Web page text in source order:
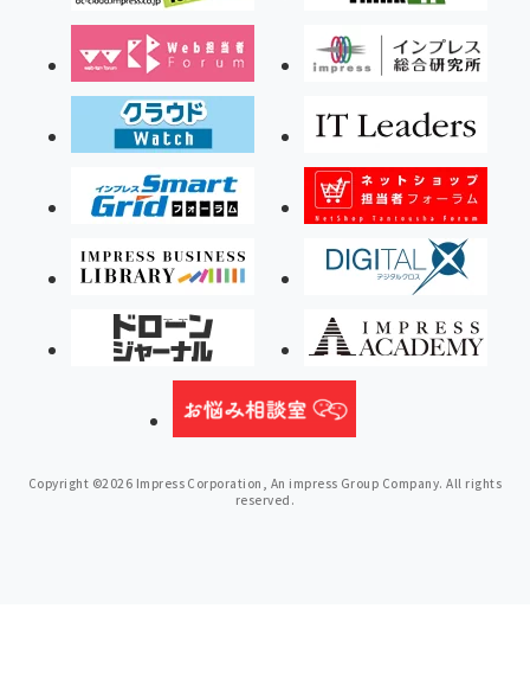
Copyright ©2026 Impress Corporation, An impress Group Company. All rights
reserved.